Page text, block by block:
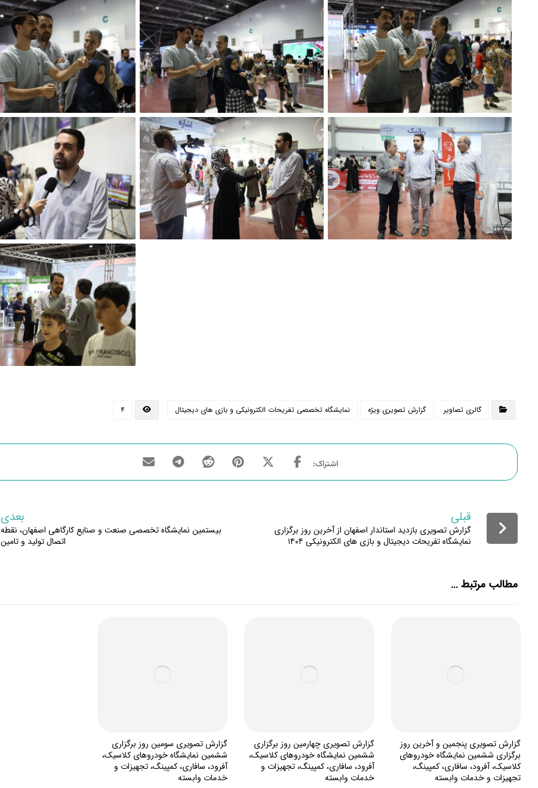
گالری تصاویر گزارش تصویری ویژه نمایشگاه تخصصی تفریحات الکترونیکی و بازی های دیجیتال ۴
قبلی
گزارش تصویری بازدید استاندار اصفهان از آخرین روز برگزاری
نمایشگاه تفریحات دیجیتال و بازی های الکترونیکی ۱۴۰۴
بعدی
بیستمین نمایشگاه تخصصی صنعت و صنایع کارگاهی اصفهان، نقطه
اتصال تولید و تامین
مطالب مرتبط ...
گزارش تصویری پنجمین و آخرین روز
برگزاری ششمین نمایشگاه خودروهای
کلاسیک، آفرود، سافاری، کمپینگ،
تجهیزات و خدمات وابسته
گزارش تصویری چهارمین روز برگزاری
ششمین نمایشگاه خودروهای کلاسیک،
آفرود، سافاری، کمپینگ، تجهیزات و
خدمات وابسته
گزارش تصویری سومین روز برگزاری
ششمین نمایشگاه خودروهای کلاسیک،
آفرود، سافاری، کمپینگ، تجهیزات و
خدمات وابسته